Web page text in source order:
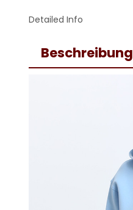
Detailed Info
Beschreibung